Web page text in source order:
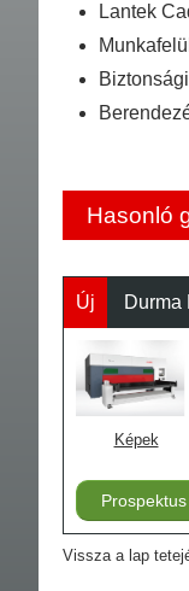
Lantek
Hasonló
Új Durma
Képek
Vissza a lap